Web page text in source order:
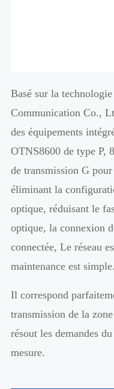
Basé sur la
Communication Co.,
des équipements
OTNS8600 de type P,
de transmission G
éliminant la
optique, réduisant le
optique, la connexion
connectée, Le réseau
maintenance est simple.
Il correspond
transmission de la
résout les demandes
mesure.